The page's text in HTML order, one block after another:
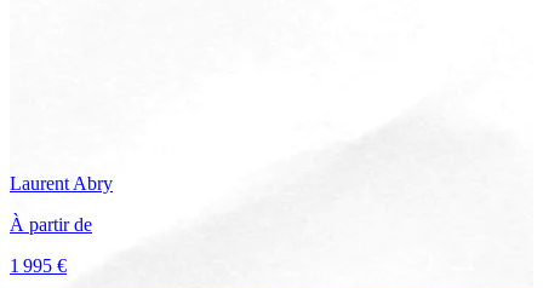
LaurentAbry
À partir de
1 995 €